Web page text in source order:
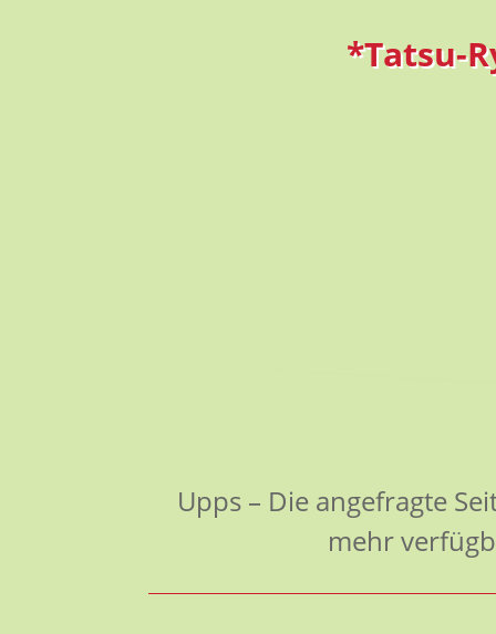
*Tatsu-
Upps – Die angefragte
mehr